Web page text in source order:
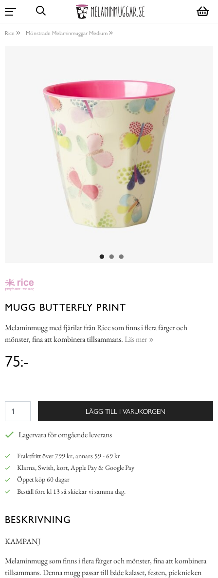
Rice Mönstrade Melaminmuggar Medium
MUGG BUTTERFLY PRINT
Melaminmugg med fjärilar från Rice som finns i flera färger och
mönster, fina att kombinera tillsammans. Läs mer
75:-
LÄGG TILL I VARUKORGEN
Lagervara för omgående leverans
Fraktfritt över 799 kr, annars 59 - 69 kr
Klarna, Swish, kort, Apple Pay & Google Pay
Öppet köp 60 dagar
Beställ före kl 13 så skickar vi samma dag.
BESKRIVNING
KAMPANJ
Melaminmugg som finns i flera färger och mönster, fina att kombinera
tillsammans. Denna mugg passar till både kalaset, festen, picknicken